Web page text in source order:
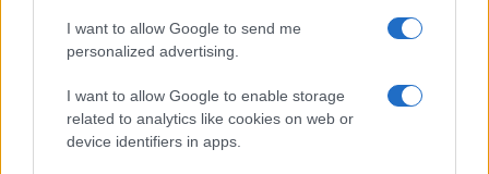
I want to allow Google to send me
personalized advertising.
I want to allow Google to enable storage
related to analytics like cookies on web or
device identifiers in apps.
testvérvárossá kapcsolta Aradot és Hódmezővásárhelyt.
A Vincze Gyula teherfuvarozó-vállalkozó által felújított és
felajánlott Avia teherautó a kommunista diktatúra évtizedeit
bemutató kiállítóhely Lehel utcai udvarára került, ahol már